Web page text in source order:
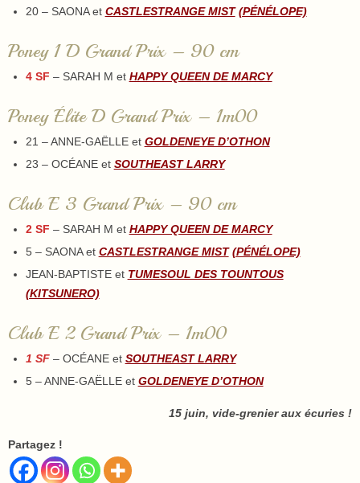
20 – SAONA et CASTLESTRANGE MIST (PÉNÉLOPE)
Poney 1 D Grand Prix – 90 cm
4 SF – SARAH M et HAPPY QUEEN DE MARCY
Poney Élite D Grand Prix – 1m00
21 – ANNE-GAËLLE et GOLDENEYE D’OTHON
23 – OCÉANE et SOUTHEAST LARRY
Club E 3 Grand Prix – 90 cm
2 SF – SARAH M et HAPPY QUEEN DE MARCY
5 – SAONA et CASTLESTRANGE MIST (PÉNÉLOPE)
JEAN-BAPTISTE et TUMESOUL DES TOUNTOUS
(KITSUNERO)
Club E 2 Grand Prix – 1m00
1 SF– OCÉANE et SOUTHEAST LARRY
5 – ANNE-GAËLLE et GOLDENEYE D’OTHON
15 juin, vide-grenier aux écuries !
Partagez !